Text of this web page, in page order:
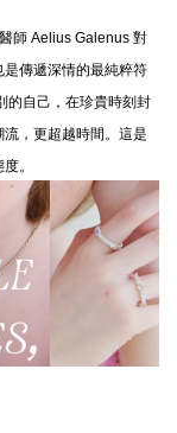
師 Aelius Galenus 對
是傳遞深情的最純粹符
的自己，在珍貴時刻封
，更超越時間。這是
。